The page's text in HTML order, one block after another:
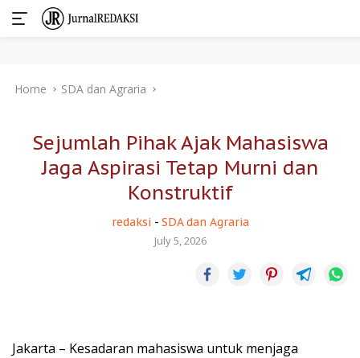
Home SDA dan Agraria
Sejumlah Pihak Ajak Mahasiswa
Jaga Aspirasi Tetap Murni dan
Konstruktif
redaksi - SDA dan Agraria
July 5, 2026
Jakarta – Kesadaran mahasiswa untuk menjaga